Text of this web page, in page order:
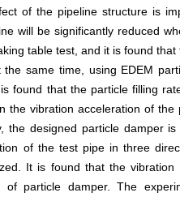
of the pipeline structure is
will be significantly reduced
table test, and it is found
same time, using EDEM
found that the particle filling
vibration acceleration of the
designed particle damper
of the test pipe in three
It is found that the
particle damper. The